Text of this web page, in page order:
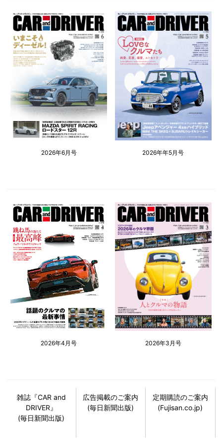
2026年6月号 2026年年5月号
2026年4月号 2026年3月号
雑誌『CAR and
DRIVER』
(毎日新聞出版)
広告掲載のご案内
(毎日新聞出版)
定期購読のご案内
(Fujisan.co.jp)